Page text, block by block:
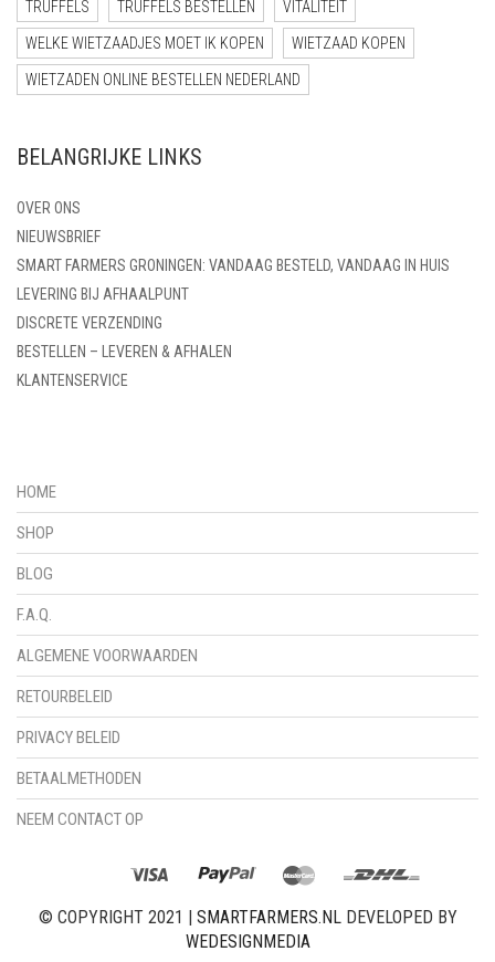
TRUFFELS TRUFFELS BESTELLEN VITALITEIT
WELKE WIETZAADJES MOET IK KOPEN WIETZAAD KOPEN
WIETZADEN ONLINE BESTELLEN NEDERLAND
BELANGRIJKE LINKS
OVER ONS
NIEUWSBRIEF
SMART FARMERS GRONINGEN: VANDAAG BESTELD, VANDAAG IN HUIS
LEVERING BIJ AFHAALPUNT
DISCRETE VERZENDING
BESTELLEN – LEVEREN & AFHALEN
KLANTENSERVICE
HOME
SHOP
BLOG
F.A.Q.
ALGEMENE VOORWAARDEN
RETOURBELEID
PRIVACY BELEID
BETAALMETHODEN
NEEM CONTACT OP
© COPYRIGHT 2021 | SMARTFARMERS.NLDEVELOPED BY
WEDESIGNMEDIA